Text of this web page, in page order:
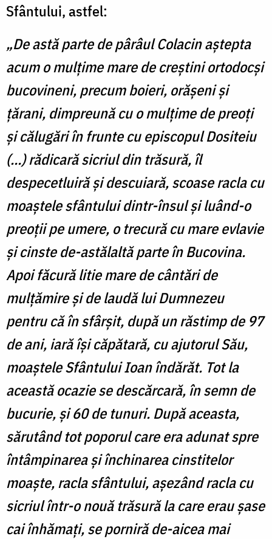
Sfântului, astfel:
„De astă parte de pârâul Colacin aștepta
acum o mulțime mare de creștini ortodocși
bucovineni, precum boieri, orășeni și
țărani, dimpreună cu o mulțime de preoți
și călugări în frunte cu episcopul Dositeiu
(…) rădicară sicriul din trăsură, îl
despecetluiră și descuiară, scoase racla cu
moaștele sfântului dintr-însul și luând-o
preoții pe umere, o trecură cu mare evlavie
și cinste de-astălaltă parte în Bucovina.
Apoi făcură litie mare de cântări de
mulțămire și de laudă lui Dumnezeu
pentru că în sfârșit, după un răstimp de 97
de ani, iară își căpătară, cu ajutorul Său,
moaștele Sfântului Ioan îndărăt. Tot la
această ocazie se descărcară, în semn de
bucurie, și 60 de tunuri. După aceasta,
sărutând tot poporul care era adunat spre
întâmpinarea și închinarea cinstitelor
moaște, racla sfântului, așezând racla cu
sicriul într-o nouă trăsură la care erau șase
cai înhămați, se porniră de-aicea mai